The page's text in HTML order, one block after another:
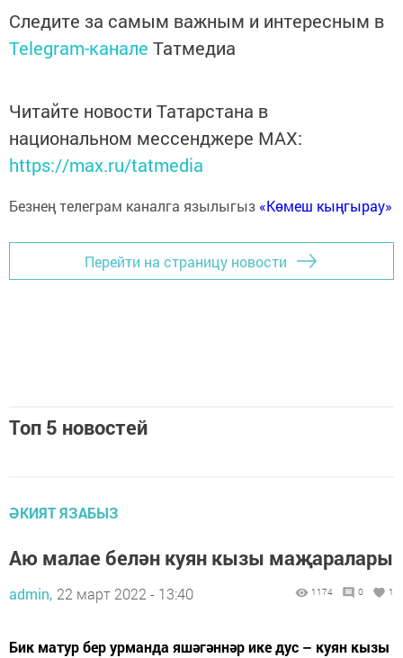
Следите за самым важным и интересным в
Telegram-канале Татмедиа
Читайте новости Татарстана в
национальном мессенджере MАХ:
https://max.ru/tatmedia
Безнең телеграм каналга язылыгыз «Көмеш кыңгырау»
Перейти на страницу новости
Топ 5 новостей
ӘКИЯТ ЯЗАБЫЗ
Аю малае белән куян кызы маҗаралары
admin, 22 март 2022 - 13:40 1174 0 1
Бик матур бер урманда яшәгәннәр ике дус – куян кызы